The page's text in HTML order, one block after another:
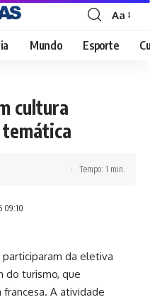
Font
Resizer
Aa
Mundo Esporte
cultura
09:10
Tempo: 1 min.
participaram da eletiva
do turismo, que
A atividade